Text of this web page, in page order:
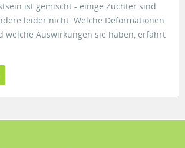
ist gemischt - einige Züchter sind
leider nicht. Welche Deformationen
welche Auswirkungen sie haben, erfahrt